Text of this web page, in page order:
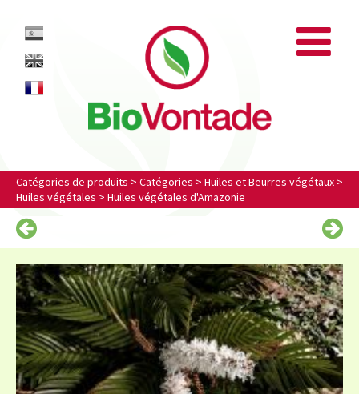
Biovontade
ES
EN
FR
Catégories de produits > Catégories > Huiles et Beurres végétaux >
Huiles végétales > Huiles végétales d'Amazonie